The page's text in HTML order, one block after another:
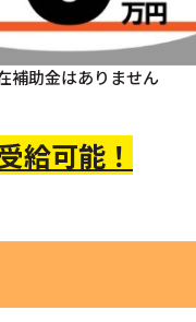
補助金はありません
給可能！